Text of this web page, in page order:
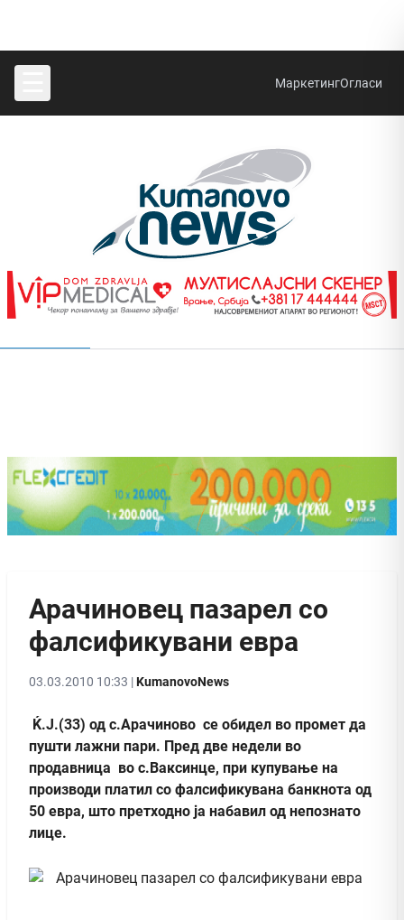
МаркетингОгласи
Арачиновец пазарел со
фалсификувани евра
03.03.2010 10:33 |KumanovoNews
Ќ.Ј.(33) од с.Арачиново се обидел во промет да
пушти лажни пари. Пред две недели во
продавница во с.Ваксинце, при купување на
производи платил со фалсификувана банкнота од
50 евра, што претходно ја набавил од непознато
лице.